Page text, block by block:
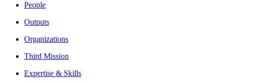
People
Outputs
Organizations
Third Mission
Expertise & Skills